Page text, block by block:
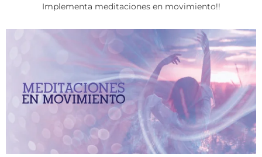
Implementa meditaciones en movimiento!!